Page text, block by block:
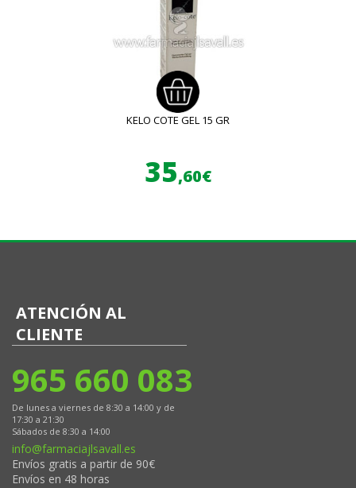
KELO COTE GEL 15 GR
35,60€
ATENCIÓN AL
CLIENTE
965 660 083
De lunes a viernes de 8:30 a 14:00 y de
17:30 a 21:30
Sábados de 8:30 a 14:00
info@farmaciajlsavall.es
Envíos gratis a partir de 90€
Envíos en 48 horas